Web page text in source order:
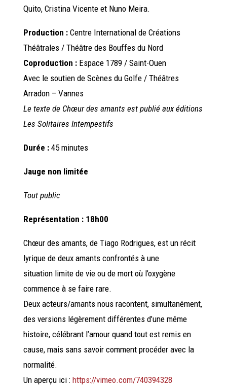
Quito, Cristina Vicente et Nuno Meira.
Production :Centre International de Créations
Théâtrales / Théâtre des Bouffes du Nord
Coproduction :Espace 1789 / Saint-Ouen
Avec le soutien de Scènes du Golfe / Théâtres
Arradon – Vannes
Le texte de Chœur des amants est publié aux éditions
Les Solitaires Intempestifs
Durée :45 minutes
Jauge non limitée
Tout public
Représentation : 18h00
Chœur des amants, de Tiago Rodrigues, est un récit
lyrique de deux amants confrontés à une
situation limite de vie ou de mort où l’oxygène
commence à se faire rare.
Deux acteurs/amants nous racontent, simultanément,
des versions légèrement différentes d’une même
histoire, célébrant l’amour quand tout est remis en
cause, mais sans savoir comment procéder avec la
normalité.
Un aperçu ici : https://vimeo.com/740394328